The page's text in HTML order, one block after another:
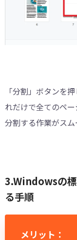
「分割」ボタンを
れだけで全てのペ
分割する作業がスム
3.Windowsの
る手順
メリット：